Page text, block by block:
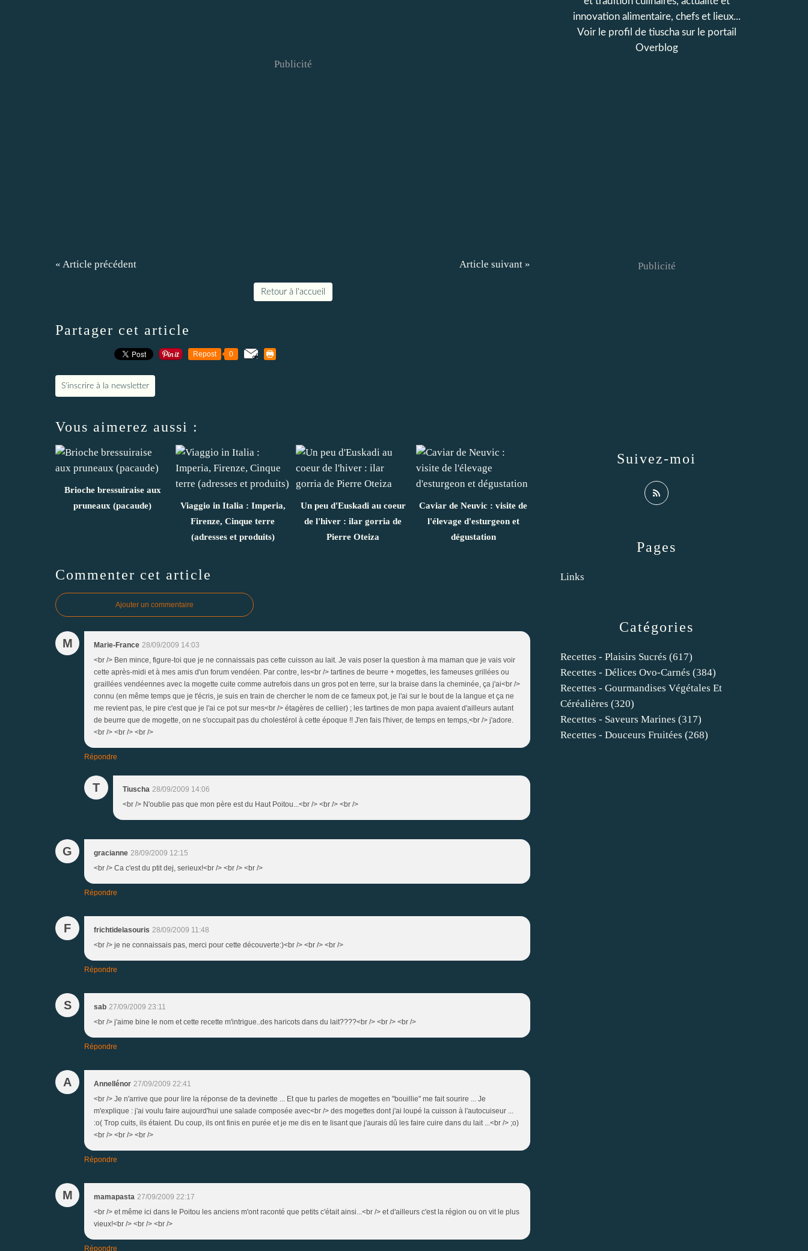
Publicité
« Article précédent Article suivant »
Retour à l'accueil
Partager cet article
Repost 0
S'inscrire à la newsletter
Vous aimerez aussi :
Brioche bressuiraise aux
pruneaux (pacaude)
Viaggio in Italia : Imperia,
Firenze, Cinque terre
(adresses et produits)
Un peu d'Euskadi au coeur
de l'hiver : ilar gorria de
Pierre Oteiza
Caviar de Neuvic : visite de
l'élevage d'esturgeon et
dégustation
Commenter cet article
Ajouter un commentaire
M Marie-France 28/09/2009 14:03
<br /> Ben mince, figure-toi que je ne connaissais pas cette cuisson au lait. Je vais poser la question à ma maman que je vais voir
cette après-midi et à mes amis d'un forum vendéen. Par contre, les<br /> tartines de beurre + mogettes, les fameuses grillées ou
graillées vendéennes avec la mogette cuite comme autrefois dans un gros pot en terre, sur la braise dans la cheminée, ça j'ai<br />
connu (en même temps que je t'écris, je suis en train de chercher le nom de ce fameux pot, je l'ai sur le bout de la langue et ça ne
me revient pas, le pire c'est que je l'ai ce pot sur mes<br /> étagères de cellier) ; les tartines de mon papa avaient d'ailleurs autant
de beurre que de mogette, on ne s'occupait pas du cholestérol à cette époque !! J'en fais l'hiver, de temps en temps,<br /> j'adore.
<br /> <br /> <br />
Répondre
T Tiuscha 28/09/2009 14:06
<br /> N'oublie pas que mon père est du Haut Poitou...<br /> <br /> <br />
G gracianne 28/09/2009 12:15
<br /> Ca c'est du ptit dej, serieux!<br /> <br /> <br />
Répondre
F frichtidelasouris 28/09/2009 11:48
<br /> je ne connaissais pas, merci pour cette découverte:)<br /> <br /> <br />
Répondre
S sab 27/09/2009 23:11
<br /> j'aime bine le nom et cette recette m'intrigue..des haricots dans du lait????<br /> <br /> <br />
Répondre
A Annellénor 27/09/2009 22:41
<br /> Je n'arrive que pour lire la réponse de ta devinette ... Et que tu parles de mogettes en "bouillie" me fait sourire ... Je
m'explique : j'ai voulu faire aujourd'hui une salade composée avec<br /> des mogettes dont j'ai loupé la cuisson à l'autocuiseur ...
:o( Trop cuits, ils étaient. Du coup, ils ont finis en purée et je me dis en te lisant que j'aurais dû les faire cuire dans du lait ...<br /> ;o)
<br /> <br /> <br />
Répondre
M mamapasta 27/09/2009 22:17
<br /> et même ici dans le Poitou les anciens m'ont raconté que petits c'était ainsi...<br /> et d'ailleurs c'est la région ou on vit le plus
vieux!<br /> <br /> <br />
Répondre
Catégories
Recettes - Plaisirs Sucrés (617)
Recettes - Délices Ovo-Carnés (384)
Recettes - Gourmandises Végétales Et
Céréalières (320)
Recettes - Saveurs Marines (317)
Recettes - Douceurs Fruitées (268)
Pages
Links
innovation alimentaire, chefs et lieux...
Voir le profil de tiuschasur le portail
Overblog
Suivez-moi
Publicité